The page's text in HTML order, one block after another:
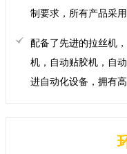
制要求，所有产品采
配备了先进的拉丝机
机，自动贴胶机，自
进自动化设备，拥有